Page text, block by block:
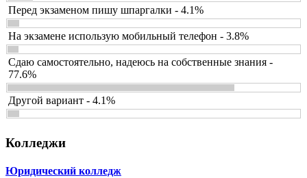
Перед экзаменом пишу шпаргалки - 4.1%
На экзамене использую мобильный телефон - 3.8%
Сдаю самостоятельно, надеюсь на собственные знания -
77.6%
Другой вариант - 4.1%
Колледжи
Юридический колледж